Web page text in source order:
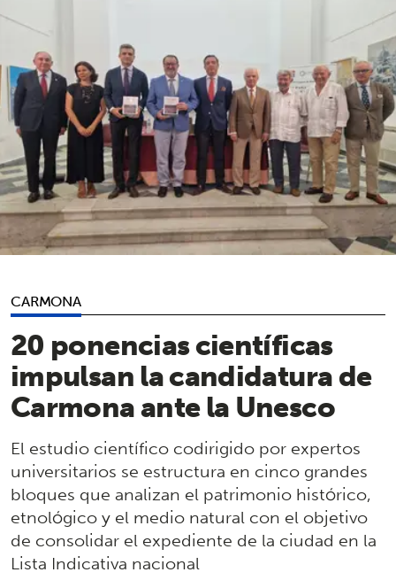
CARMONA
20 ponencias científicas
impulsan la candidatura de
Carmona ante la Unesco
El estudio científico codirigido por expertos
universitarios se estructura en cinco grandes
bloques que analizan el patrimonio histórico,
etnológico y el medio natural con el objetivo
de consolidar el expediente de la ciudad en la
Lista Indicativa nacional